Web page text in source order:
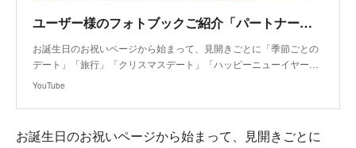
ユーザー様のフォトブックご紹介「パートナーの誕生日」
お誕生日のお祝いページから始まって、見開きごとに「季節ごとの
デート」「旅行」「クリスマスデート」「ハッピーニューイヤー…
YouTube
お誕生日のお祝いページから始まって、見開きごとに